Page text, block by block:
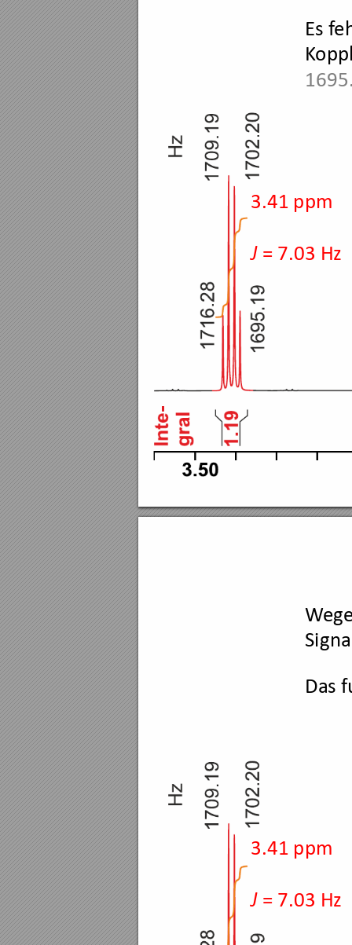
3.41 ppm
J = 7.03 Hz
Es f
K
3.41 ppm
J = 7.03 Hz
W
Das